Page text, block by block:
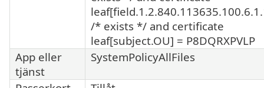
/* exists */ and certificate
leaf[subject.OU] = P8DQRXPVLP
App eller
tjänst
SystemPolicyAllFiles